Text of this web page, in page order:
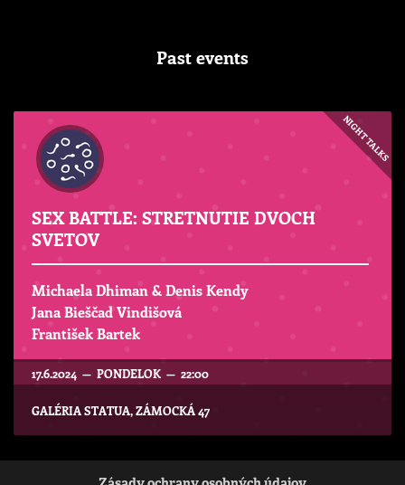
Past events
NIGHT TALKS
SEX BATTLE: STRETNUTIE DVOCH
SVETOV
Michaela Dhiman & Denis Kendy
Jana Bieščad Vindišová
František Bartek
17.6.2024 — PONDELOK — 22:00
GALÉRIA STATUA, ZÁMOCKÁ 47